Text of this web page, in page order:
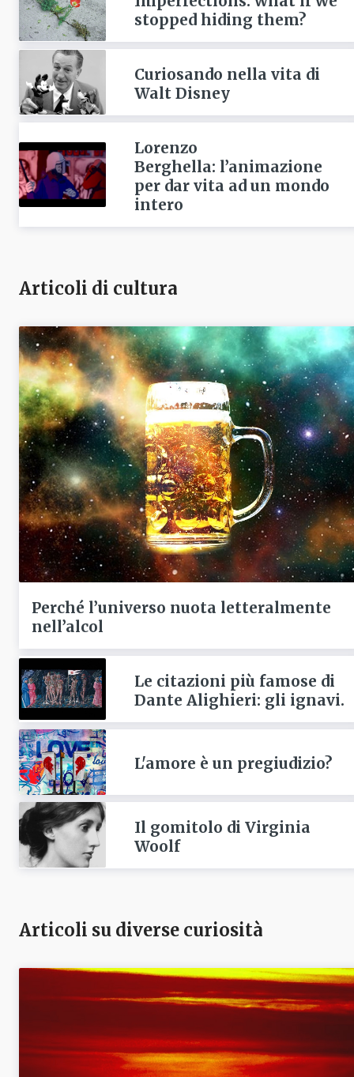
stopped hiding them?
Curiosando nella vita di
Walt Disney
Lorenzo
Berghella: l’animazione
per dar vita ad un mondo
intero
Articoli di cultura
Perché l’universo nuota letteralmente
nell’alcol
Le citazioni più famose di
Dante Alighieri: gli ignavi.
L'amore è un pregiudizio?
Il gomitolo di Virginia
Woolf
Articoli su diverse curiosità